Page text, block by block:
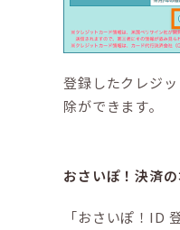
登録したクレジ
除ができます。
おさいぽ！決済
「おさいぽ！ID